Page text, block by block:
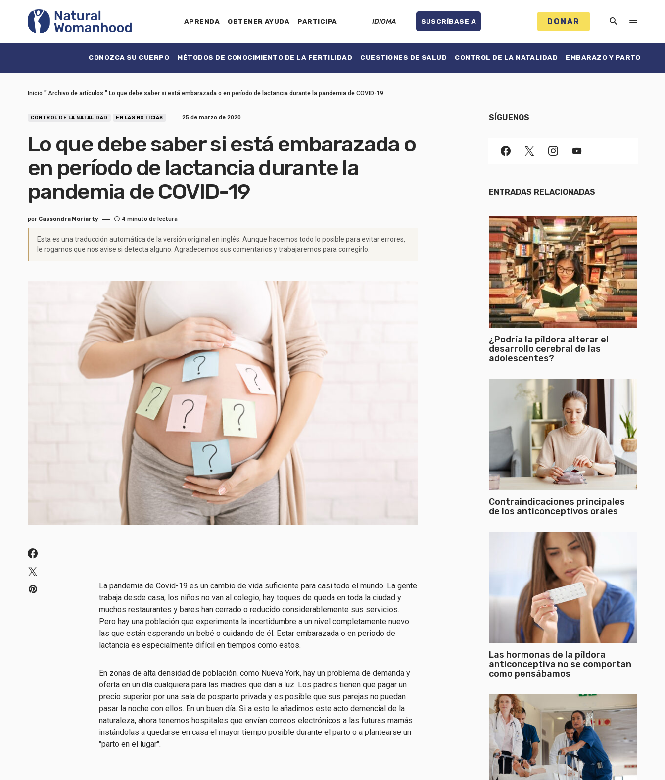
APRENDA OBTENER AYUDA PARTICIPA IDIOMA SUSCRÍBASE A DONAR
CONOZCA SU CUERPO MÉTODOS DE CONOCIMIENTO DE LA FERTILIDAD CUESTIONES DE SALUD CONTROL DE LA NATALIDAD EMBARAZO Y PARTO
Inicio " Archivo de artículos " Lo que debe saber si está embarazada o en período de lactancia durante la pandemia de COVID-19
CONTROL DE LA NATALIDAD EN LAS NOTICIAS 25 de marzo de 2020
Lo que debe saber si está embarazada o
en período de lactancia durante la
pandemia de COVID-19
por Cassondra Moriarty 4 minuto de lectura
Esta es una traducción automática de la versión original en inglés. Aunque hacemos todo lo posible para evitar errores,
le rogamos que nos avise si detecta alguno. Agradecemos sus comentarios y trabajaremos para corregirlo.
La pandemia de Covid-19 es un cambio de vida suficiente para casi todo el mundo. La gente
trabaja desde casa, los niños no van al colegio, hay toques de queda en toda la ciudad y
muchos restaurantes y bares han cerrado o reducido considerablemente sus servicios.
Pero hay una población que experimenta la incertidumbre a un nivel completamente nuevo:
las que están esperando un bebé o cuidando de él. Estar embarazada o en periodo de
lactancia es especialmente difícil en tiempos como estos.
En zonas de alta densidad de población, como Nueva York, hay un problema de demanda y
oferta en un día cualquiera para las madres que dan a luz. Los padres tienen que pagar un
precio superior por una sala de posparto privada y es posible que sus parejas no puedan
pasar la noche con ellos. En un buen día. Si a esto le añadimos este acto demencial de la
naturaleza, ahora tenemos hospitales que envían correos electrónicos a las futuras mamás
instándolas a quedarse en casa el mayor tiempo posible durante el parto o a plantearse un
"parto en el lugar".
SÍGUENOS
ENTRADAS RELACIONADAS
¿Podría la píldora alterar el
desarrollo cerebral de las
adolescentes?
Contraindicaciones principales
de los anticonceptivos orales
Las hormonas de la píldora
anticonceptiva no se comportan
como pensábamos